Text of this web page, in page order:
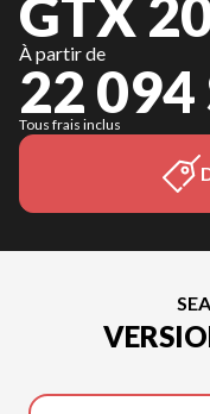
GTX
À partir de
22 094
Tous frais inclus